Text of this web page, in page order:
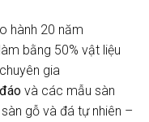
hành 20 năm
bằng 50% vật liệu
gia
và các mẫu sàn
gỗ và đá tự nhiên –